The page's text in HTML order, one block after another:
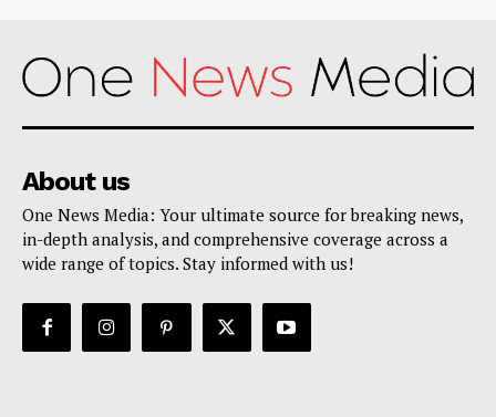
About us
One News Media: Your ultimate source for breaking news,
in-depth analysis, and comprehensive coverage across a
wide range of topics. Stay informed with us!